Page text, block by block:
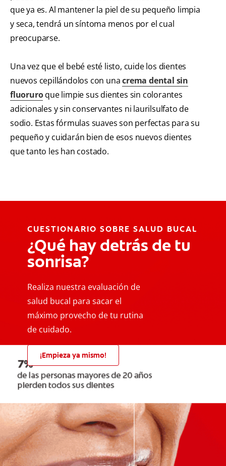
que ya es. Al mantener la piel de su pequeño limpia
y seca, tendrá un síntoma menos por el cual
preocuparse.
Una vez que el bebé esté listo, cuide los dientes
nuevos cepillándolos con unacrema dental sin
fluoruroque limpie sus dientes sin colorantes
adicionales y sin conservantes ni laurilsulfato de
sodio. Estas fórmulas suaves son perfectas para su
pequeño y cuidarán bien de esos nuevos dientes
que tanto les han costado.
CUESTIONARIO SOBRE SALUD BUCAL
¿Qué hay detrás de tu
sonrisa?
Realiza nuestra evaluación de
salud bucal para sacar el
máximo provecho de tu rutina
de cuidado.
¡Empieza ya mismo!